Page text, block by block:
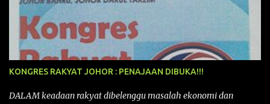
KONGRES RAKYAT JOHOR : PENAJAAN DIBUKA!!!
DALAM keadaan rakyat dibelenggu masalah ekonomi dan